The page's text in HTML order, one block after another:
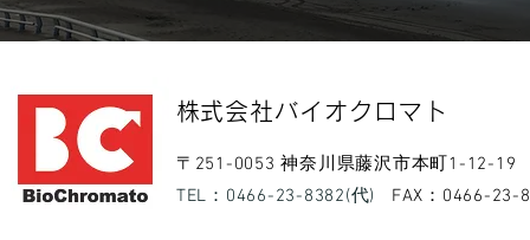
​株式会社バイオクロマト​
​〒251-0053 神奈川県藤沢市本町1-12-19
​TEL：0466-23-8382(代)
​FAX：0466-23-